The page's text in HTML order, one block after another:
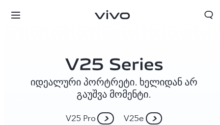
იდეალური პორტრეტი. ხელიდან არ
გაუშვა მომენტი.
V25 Pro V25e